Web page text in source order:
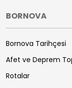
BORNOVA
Bornova Tarihçesi
Afet ve Deprem
Rotalar